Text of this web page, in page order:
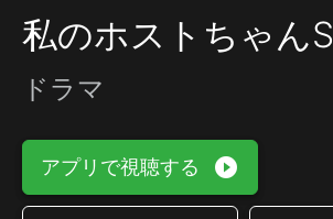
私のホストちゃんS
ドラマ
アプリで視聴する play_circle_filled